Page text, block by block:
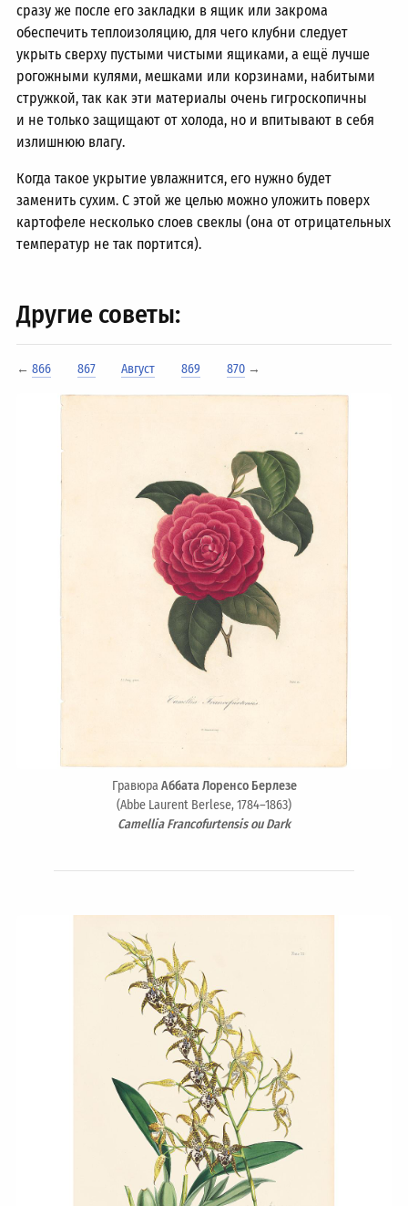
сразу же после его закладки в ящик или закрома
обеспечить теплоизоляцию, для чего клубни следует
укрыть сверху пустыми чистыми ящиками, а ещё лучше
рогожными кулями, мешками или корзинами, набитыми
стружкой, так как эти материалы очень гигроскопичны
и не только защищают от холода, но и впитывают в себя
излишнюю влагу.
Когда такое укрытие увлажнится, его нужно будет
заменить сухим. С этой же целью можно уложить поверх
картофеле несколько слоев свеклы (она от отрицательных
температур не так портится).
Другие советы:
←866 867 Август 869 870→
ГравюраАббата Лоренсо Берлезе
(Abbe Laurent Berlese, 1784–1863)
Camellia Francofurtensis ou Dark